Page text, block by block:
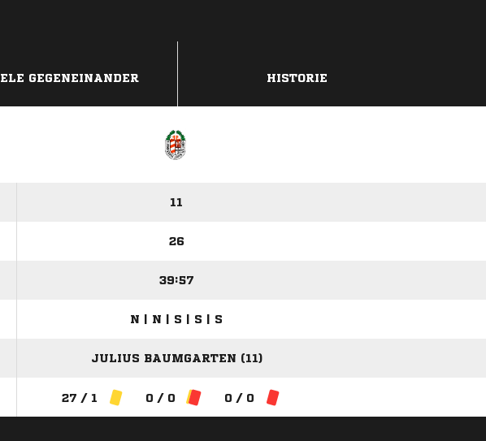
GEGENEINANDER HISTORIE
11
26
39:57
N | N | S | S | S
JULIUS BAUMGARTEN (11)
27 / 1 0 / 0 0 / 0